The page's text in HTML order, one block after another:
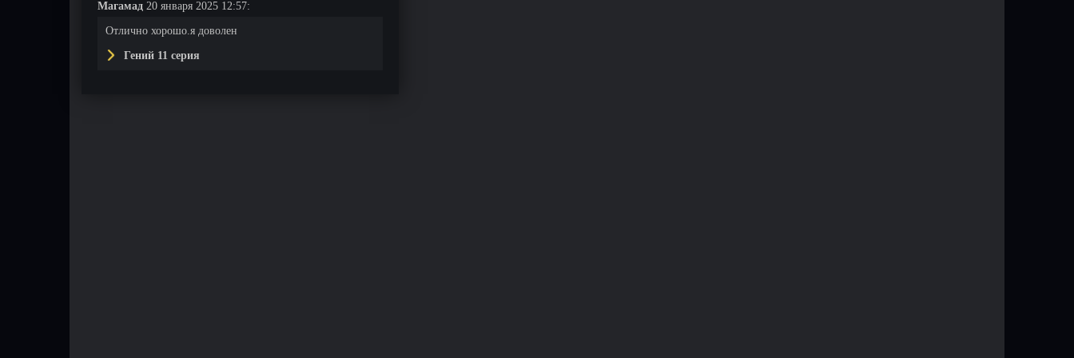
Магамад 20 января 2025 12:57:
Отлично хорошо.я доволен
Гений 11 серия